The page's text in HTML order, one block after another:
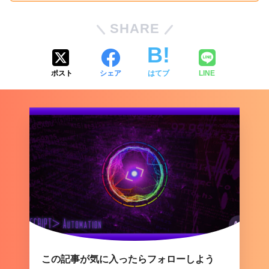
SHARE
ポスト シェア はてブ LINE
この記事が気に入ったらフォローしよう